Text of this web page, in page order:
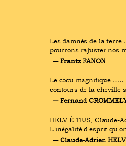
Les damnés de la
pourrons rajuster nos
― Frantz FANON
Le cocu magnifique …..
contours de la cheville
― Fernand
HELV É TIUS, Claude-
L’inégalité d’esprit
― Claude-Adrien